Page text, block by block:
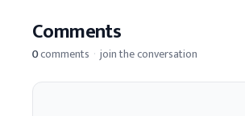
Comments
0comments · join the conversation